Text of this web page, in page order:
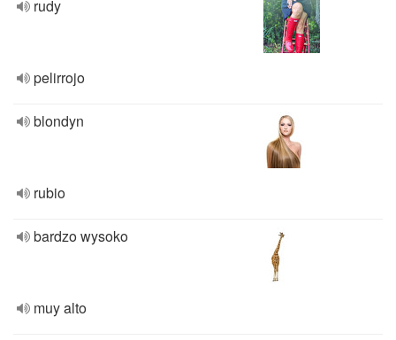
rudy
pelirrojo
blondyn
rubio
bardzo wysoko
muy alto